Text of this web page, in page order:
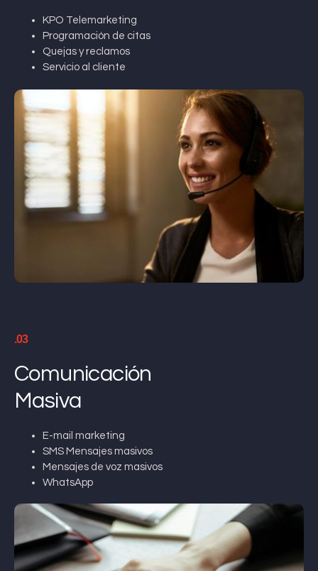
KPO Telemarketing
Programación de citas
Quejas y reclamos
Servicio al cliente
.03
Comunicación
Masiva
E-mail marketing
SMS Mensajes masivos
Mensajes de voz masivos
WhatsApp